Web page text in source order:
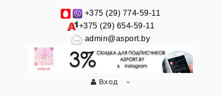
+375 (29) 774-59-11
+375 (29) 654-59-11
admin@asport.by
Вход